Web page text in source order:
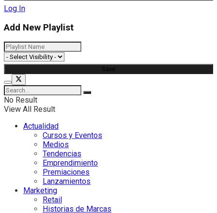
Log In
Add New Playlist
No Result
View All Result
Actualidad
Cursos y Eventos
Medios
Tendencias
Emprendimiento
Premiaciones
Lanzamientos
Marketing
Retail
Historias de Marcas